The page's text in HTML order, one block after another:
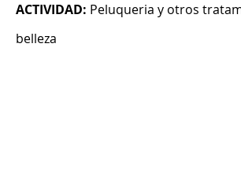
ACTIVIDAD: Peluqueria y otros
belleza